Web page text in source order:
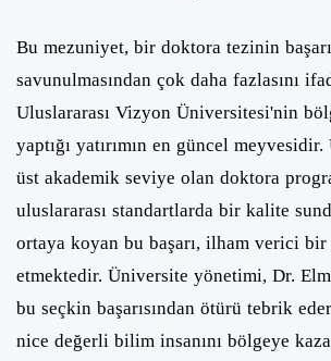
Bu mezuniyet, bir doktora tezinin
savunulmasından çok daha fazlasını
Uluslararası Vizyon Üniversitesi'nin
yaptığı yatırımın en güncel
üst akademik seviye olan doktora
uluslararası standartlarda bir kalite
ortaya koyan bu başarı, ilham verici
etmektedir. Üniversite yönetimi, Dr.
bu seçkin başarısından ötürü tebrik
nice değerli bilim insanını bölgeye